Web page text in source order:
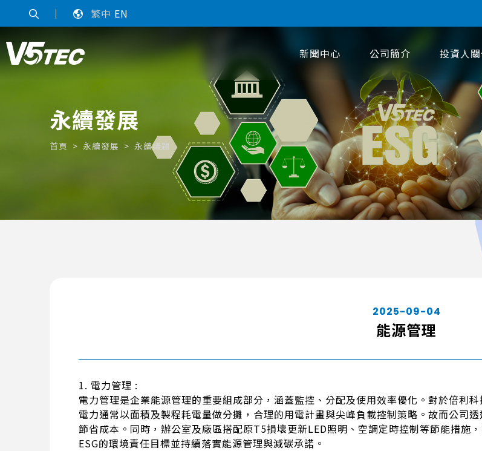
｜ 繁中 EN
新聞中心 公司簡介 投資人
永續發展
首頁 永續發展 永續議題
2025-09-04
能源管理
1. 電力管理 :
電力管理是企業能源管理的重要組成部分，涵蓋監控、分配及使用效率優化。對於倍利
電力通常以面積及製程耗電量做分攤，合理的用電計畫與尖峰負載控制策略。故而公司
節省成本。同時，辦公室及廠區搭配原T5損壞更新LED照明、空調定時控制等節能措施
ESG的環境責任目標並持續落實能源管理與減碳承諾。